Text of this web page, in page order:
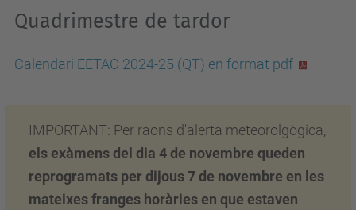
Quadrimestre de tardor
Calendari EETAC 2024-25 (QT) en format pdf
IMPORTANT: Per raons d'alerta meteorolgògica,
els exàmens del dia 4 de novembre queden
reprogramats per dijous 7 de novembre en les
mateixes franges horàries en que estaven